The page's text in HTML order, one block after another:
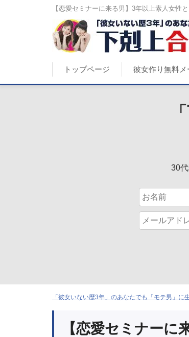
【恋愛セミナーに来る男】3年以上素人女
トップページ 彼女作り無料メ
30
「彼女いない歴3年」のあなたでも「モテ男」に
【恋愛セミナーに